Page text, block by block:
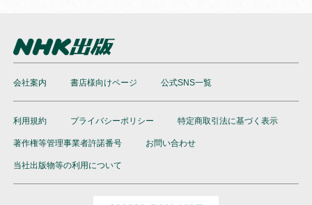
会社案内 書店様向けページ 公式SNS一覧
利用規約 プライバシーポリシー 特定商取引法に基づく表示
著作権等管理事業者許諾番号 お問い合わせ
当社出版物等の利用について